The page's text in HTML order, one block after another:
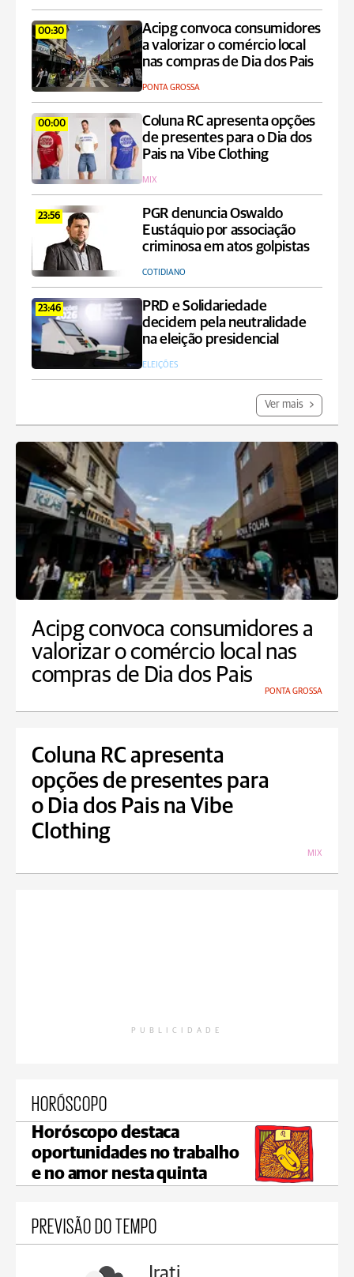
00:30
Acipg convoca consumidores
a valorizar o comércio local
nas compras de Dia dos Pais
PONTA GROSSA
00:00
Coluna RC apresenta opções
de presentes para o Dia dos
Pais na Vibe Clothing
MIX
23:56
PGR denuncia Oswaldo
Eustáquio por associação
criminosa em atos golpistas
COTIDIANO
23:46
PRD e Solidariedade
decidem pela neutralidade
na eleição presidencial
ELEIÇÕES
Ver mais
Acipg convoca consumidores a
valorizar o comércio local nas
compras de Dia dos Pais
PONTA GROSSA
Coluna RC apresenta
opções de presentes para
o Dia dos Pais na Vibe
Clothing
MIX
PUBLICIDADE
HORÓSCOPO
Horóscopo destaca
oportunidades no trabalho
e no amor nesta quinta
PREVISÃO DO TEMPO
Irati